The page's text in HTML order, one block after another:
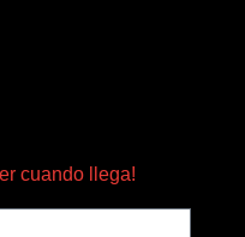
cuando llega!